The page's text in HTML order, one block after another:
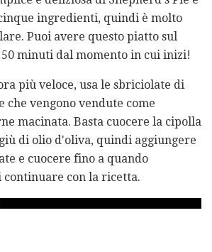
ingredienti, quindi è molto
Puoi avere questo piatto sul
minuti dal momento in cui inizi!
più veloce, usa le sbriciolate di
che vengono vendute come
macinata. Basta cuocere la cipolla
di olio d'oliva, quindi aggiungere
e cuocere fino a quando
con la ricetta.